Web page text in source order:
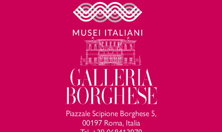
Piazzale Scipione Borghese 5,
00197 Roma, Italia